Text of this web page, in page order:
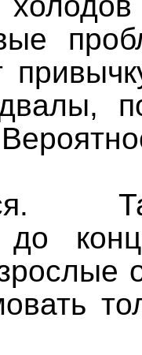
до